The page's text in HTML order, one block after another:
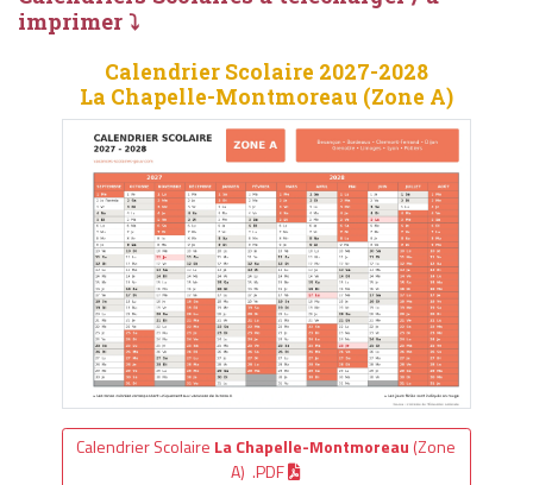
imprimer ⤵
Calendrier Scolaire 2027-2028
La Chapelle-Montmoreau (Zone A)
Calendrier Scolaire La Chapelle-Montmoreau (Zone
A) .PDF